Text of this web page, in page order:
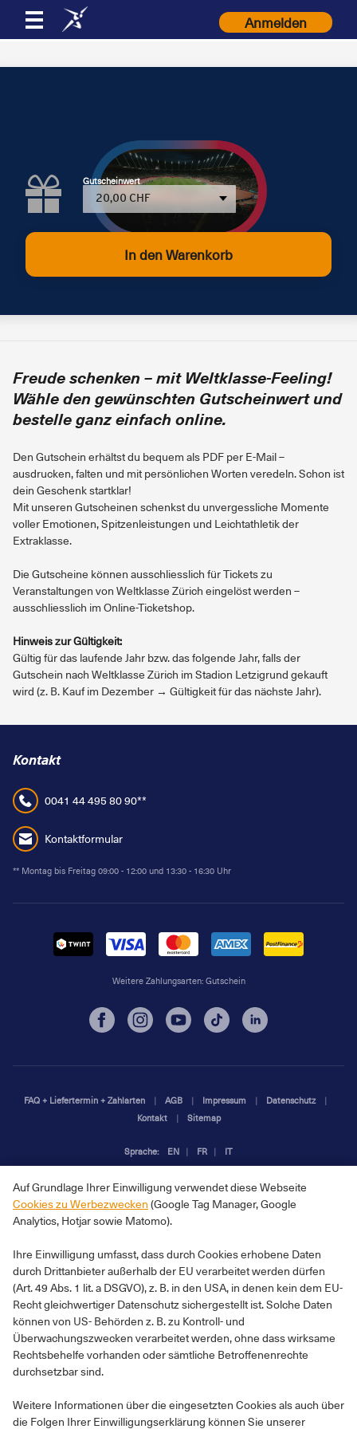
Anmelden
Gutscheinwert
Freude schenken – mit Weltklasse-Feeling!
Wähle den gewünschten Gutscheinwert und
bestelle ganz einfach online.
Den Gutschein erhältst du bequem als PDF per E-Mail –
ausdrucken, falten und mit persönlichen Worten veredeln. Schon ist
dein Geschenk startklar!
Mit unseren Gutscheinen schenkst du unvergessliche Momente
voller Emotionen, Spitzenleistungen und Leichtathletik der
Extraklasse.
Die Gutscheine können ausschliesslich für Tickets zu
Veranstaltungen von Weltklasse Zürich eingelöst werden –
ausschliesslich im Online-Ticketshop.
Hinweis zur Gültigkeit:
Gültig für das laufende Jahr bzw. das folgende Jahr, falls der
Gutschein nach Weltklasse Zürich im Stadion Letzigrund gekauft
wird (z. B. Kauf im Dezember → Gültigkeit für das nächste Jahr).
Kontakt
0041 44 495 80 90**
Kontaktformular
** Montag bis Freitag 09:00 - 12:00 und 13:30 - 16:30 Uhr
Weitere Zahlungsarten: Gutschein
FAQ + Liefertermin + Zahlarten AGB Impressum
Datenschutz
Kontakt
Sitemap
Sprache: EN FR IT
Auf Grundlage Ihrer Einwilligung verwendet diese Webseite
Cookies zu Werbezwecken(Google Tag Manager, Google
Analytics, Hotjar sowie Matomo).
Ihre Einwilligung umfasst, dass durch Cookies erhobene Daten
durch Drittanbieter außerhalb der EU verarbeitet werden dürfen
(Art. 49 Abs. 1 lit. a DSGVO), z. B. in den USA, in denen kein dem EU-
Recht gleichwertiger Datenschutz sichergestellt ist. Solche Daten
können von US- Behörden z. B. zu Kontroll- und
Überwachungszwecken verarbeitet werden, ohne dass wirksame
Rechtsbehelfe vorhanden oder sämtliche Betroffenenrechte
durchsetzbar sind.
Weitere Informationen über die eingesetzten Cookies als auch über
die Folgen Ihrer Einwilligungserklärung können Sie unserer